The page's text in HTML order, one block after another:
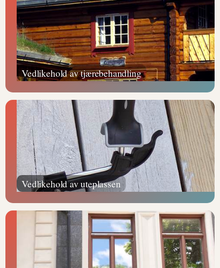
Vedlikehold av tjærebehandling
Vedlikehold av uteplassen